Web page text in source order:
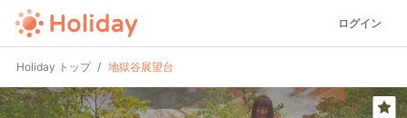
ログイン
Holiday トップ 地獄谷展望台